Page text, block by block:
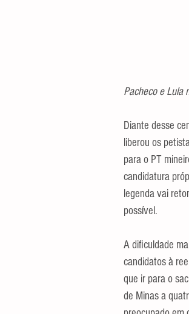
Pacheco e Lula
Diante desse
liberou os
para o PT
candidatura
legenda vai
possível.
A dificuldade
candidatos à
que ir para o
de Minas a